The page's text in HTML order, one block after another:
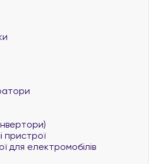
пристрої
для електромобілів